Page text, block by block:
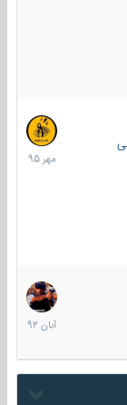
27
مهر
1395
22
آبان
1392